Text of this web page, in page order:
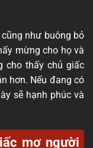
như buông bỏ
mừng cho họ và
cho thấy chủ giấc
hơn. Nếu đang có
sẽ hạnh phúc và
mơ người